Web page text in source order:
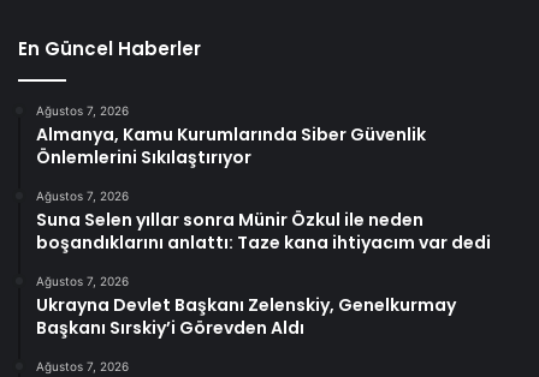
En Güncel Haberler
Ağustos 7, 2026
Almanya, Kamu Kurumlarında Siber Güvenlik
Önlemlerini Sıkılaştırıyor
Ağustos 7, 2026
Suna Selen yıllar sonra Münir Özkul ile neden
boşandıklarını anlattı: Taze kana ihtiyacım var dedi
Ağustos 7, 2026
Ukrayna Devlet Başkanı Zelenskiy, Genelkurmay
Başkanı Sırskiy’i Görevden Aldı
Ağustos 7, 2026